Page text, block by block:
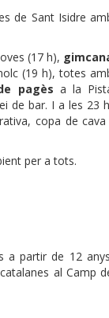
de Sant Isidre
(17 h),
(19 h), totes
pagès a la
de bar. I a les 23
copa de
per a tots.
a partir de 12
al Camp